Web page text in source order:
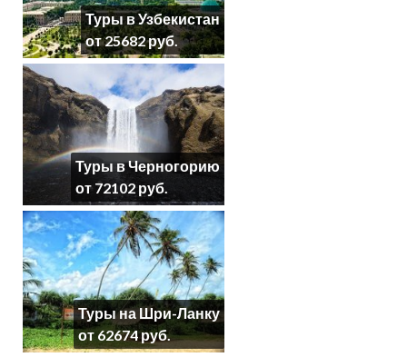
Туры в Узбекистан
от 25682 руб.
Туры в Черногорию
от 72102 руб.
Туры на Шри-Ланку
от 62674 руб.